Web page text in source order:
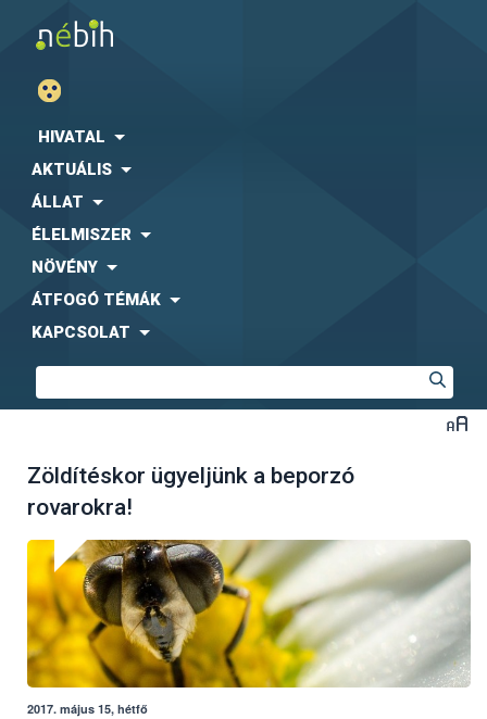
HIVATAL
AKTUÁLIS
ÁLLAT
ÉLELMISZER
NÖVÉNY
ÁTFOGÓ TÉMÁK
KAPCSOLAT
Zöldítéskor ügyeljünk a beporzó
rovarokra!
2017. május 15, hétfő